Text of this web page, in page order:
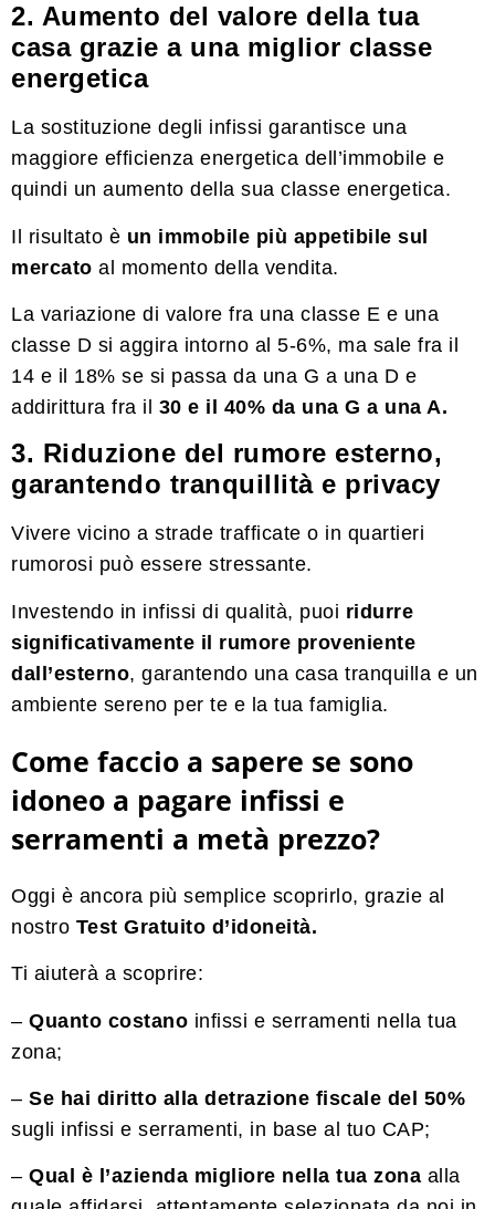
2. Aumento del valore della tua
casa grazie a una miglior classe
energetica
La sostituzione degli infissi garantisce una
maggiore efficienza energetica dell’immobile e
quindi un aumento della sua classe energetica.
Il risultato è un immobile più appetibile sul
mercato al momento della vendita.
La variazione di valore fra una classe E e una
classe D si aggira intorno al 5-6%, ma sale fra il
14 e il 18% se si passa da una G a una D e
addirittura fra il 30 e il 40% da una G a una A.
3. Riduzione del rumore esterno,
garantendo tranquillità e privacy
Vivere vicino a strade trafficate o in quartieri
rumorosi può essere stressante.
Investendo in infissi di qualità, puoi ridurre
significativamente il rumore proveniente
dall’esterno, garantendo una casa tranquilla e un
ambiente sereno per te e la tua famiglia.
Come faccio a sapere se sono
idoneo a pagare infissi e
serramenti a metà prezzo?
Oggi è ancora più semplice scoprirlo, grazie al
nostro Test Gratuito d’idoneità.
Ti aiuterà a scoprire:
– Quanto costano infissi e serramenti nella tua
zona;
– Se hai diritto alla detrazione fiscale del 50%
sugli infissi e serramenti, in base al tuo CAP;
– Qual è l’azienda migliore nella tua zona alla